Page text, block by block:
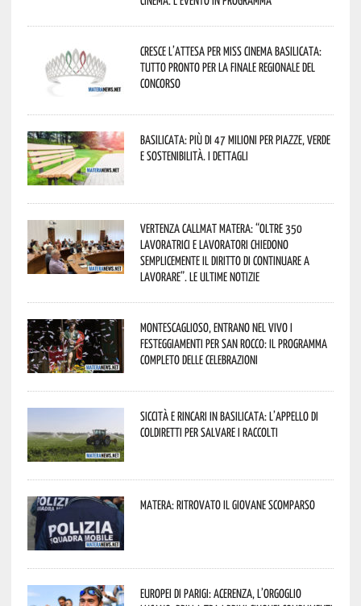
Cresce l’attesa per Miss Cinema Basilicata:
tutto pronto per la finale regionale del
concorso
Basilicata: più di 47 milioni per piazze, verde
e sostenibilità. I dettagli
Vertenza CallMat Matera: “Oltre 350
lavoratrici e lavoratori chiedono
semplicemente il diritto di continuare a
lavorare”. Le ultime notizie
Montescaglioso, entrano nel vivo i
festeggiamenti per San Rocco: il programma
completo delle celebrazioni
Siccità e rincari in Basilicata: l’appello di
Coldiretti per salvare i raccolti
Matera: ritrovato il giovane scomparso
Europei di Parigi: Acerenza, l’orgoglio